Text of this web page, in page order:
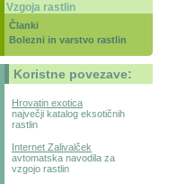
Vzgoja rastlin
Članki
Bolezni in varstvo rastlin
Koristne povezave:
Hrovatin exotica
največji katalog eksotičnih
rastlin
Internet Zalivalček
avtomatska navodila za
vzgojo rastlin